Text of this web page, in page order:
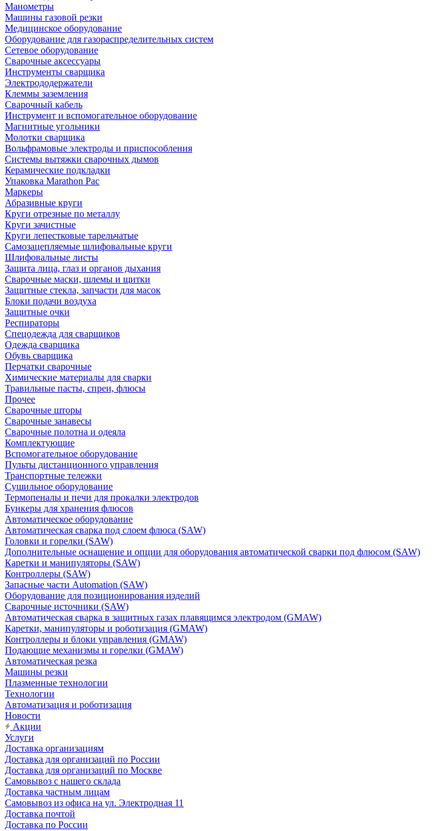
Манометры
Машины газовой резки
Медицинское оборудование
Оборудование для газораспределительных систем
Сетевое оборудование
Сварочные аксессуары
Инструменты сварщика
Электрододержатели
Клеммы заземления
Сварочный кабель
Инструмент и вспомогательное оборудование
Магнитные угольники
Молотки сварщика
Вольфрамовые электроды и приспособления
Системы вытяжки сварочных дымов
Керамические подкладки
Упаковка Marathon Pac
Маркеры
Абразивные круги
Круги отрезные по металлу
Круги зачистные
Круги лепестковые тарельчатые
Самозацепляемые шлифовальные круги
Шлифовальные листы
Защита лица, глаз и органов дыхания
Сварочные маски, шлемы и щитки
Защитные стекла, запчасти для масок
Блоки подачи воздуха
Защитные очки
Респираторы
Спецодежда для сварщиков
Одежда сварщика
Обувь сварщика
Перчатки сварочные
Химические материалы для сварки
Травильные пасты, спреи, флюсы
Прочее
Сварочные шторы
Сварочные занавесы
Сварочные полотна и одеяла
Комплектующие
Вспомогательное оборудование
Пульты дистанционного управления
Транспортные тележки
Сушильное оборудование
Термопеналы и печи для прокалки электродов
Бункеры для хранения флюсов
Автоматическое оборудование
Автоматическая сварка под слоем флюса (SAW)
Головки и горелки (SAW)
Дополнительные оснащение и опции для оборудования автоматической сварки под флюсом (SAW)
Каретки и манипуляторы (SAW)
Контроллеры (SAW)
Запасные части Automation (SAW)
Оборудование для позиционирования изделий
Сварочные источники (SAW)
Автоматическая сварка в защитных газах плавящимся электродом (GMAW)
Каретки, манипуляторы и роботизация (GMAW)
Контроллеры и блоки управления (GMAW)
Подающие механизмы и горелки (GMAW)
Автоматическая резка
Машины резки
Плазменные технологии
Технологии
Автоматизация и роботизация
Новости
Акции
Услуги
Доставка организациям
Доставка для организаций по России
Доставка для организаций по Москве
Самовывоз с нашего склада
Доставка частным лицам
Самовывоз из офиса на ул. Электродная 11
Доставка почтой
Доставка по России